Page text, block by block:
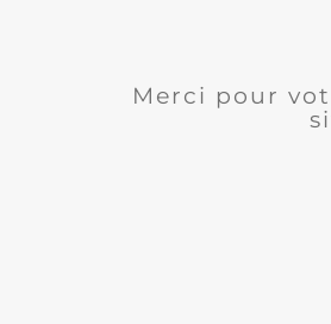
Merci pour